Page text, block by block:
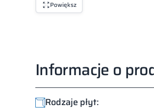
Powiększ
Informacje o
Rodzaje płyt: